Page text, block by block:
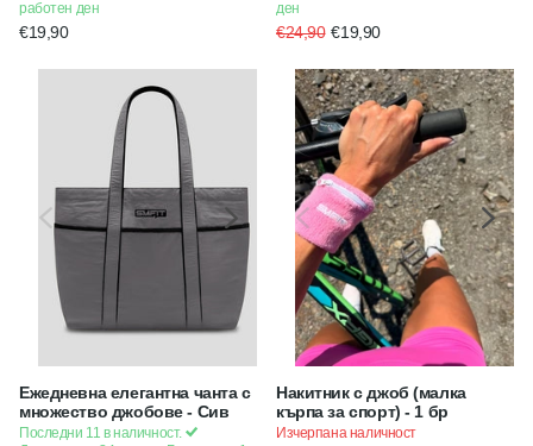
работен ден
€19,90
ден
€24,90 €19,90
Ежедневна елегантна чанта с
множество джобове - Сив
Последни 11 в наличност.
Накитник с джоб (малка
кърпа за спорт) - 1 бр
Изчерпана наличност